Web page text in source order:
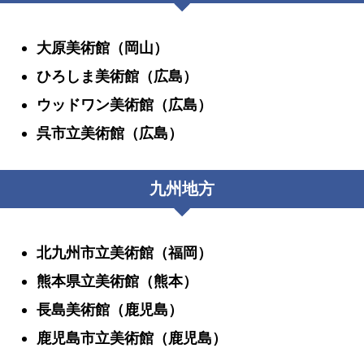
大原美術館（岡山）
ひろしま美術館（広島）
ウッドワン美術館（広島）
呉市立美術館（広島）
九州地方
北九州市立美術館（福岡）
熊本県立美術館（熊本）
長島美術館（鹿児島）
鹿児島市立美術館（鹿児島）